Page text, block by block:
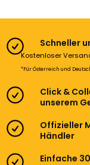
Schneller
Kostenloser
*Für Österreich und
Click &
unserem
Offizieller
Händler
Einfache